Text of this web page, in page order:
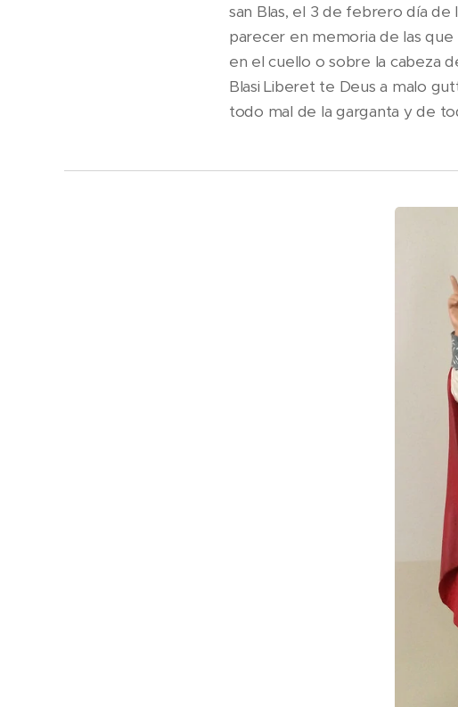
san Blas, el 3 de febrero día de
parecer en memoria de las que
en el cuello o sobre la cabeza
Blasi Liberet te Deus a malo
todo mal de la garganta y de